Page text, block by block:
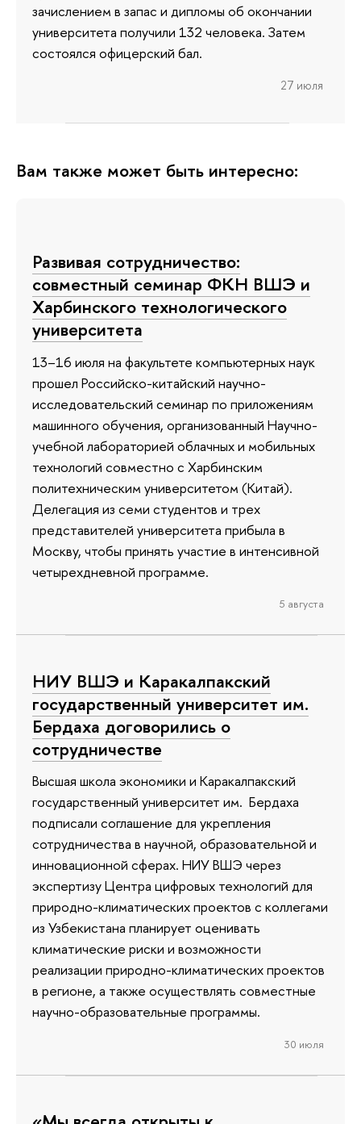
зачислением в запас и дипломы об окончании
университета получили 132 человека. Затем
состоялся офицерский бал.
27 июля
Вам также может быть интересно:
Развивая сотрудничество:
совместный семинар ФКН ВШЭ и
Харбинского технологического
университета
13–16 июля на факультете компьютерных наук
прошел Российско-китайский научно-
исследовательский семинар по приложениям
машинного обучения, организованный Научно-
учебной лабораторией облачных и мобильных
технологий совместно с Харбинским
политехническим университетом (Китай).
Делегация из семи студентов и трех
представителей университета прибыла в
Москву, чтобы принять участие в интенсивной
четырехдневной программе.
5 августа
НИУ ВШЭ и Каракалпакский
государственный университет им.
Бердаха договорились о
сотрудничестве
Высшая школа экономики и Каракалпакский
государственный университет им. Бердаха
подписали соглашение для укрепления
сотрудничества в научной, образовательной и
инновационной сферах. НИУ ВШЭ через
экспертизу Центра цифровых технологий для
природно-климатических проектов с коллегами
из Узбекистана планирует оценивать
климатические риски и возможности
реализации природно-климатических проектов
в регионе, а также осуществлять совместные
научно-образовательные программы.
30 июля